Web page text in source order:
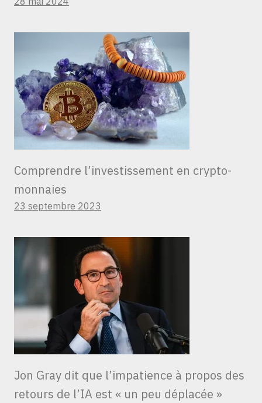
Comprendre l’investissement en crypto-
monnaies
23 septembre 2023
Jon Gray dit que l’impatience à propos des
retours de l’IA est « un peu déplacée »